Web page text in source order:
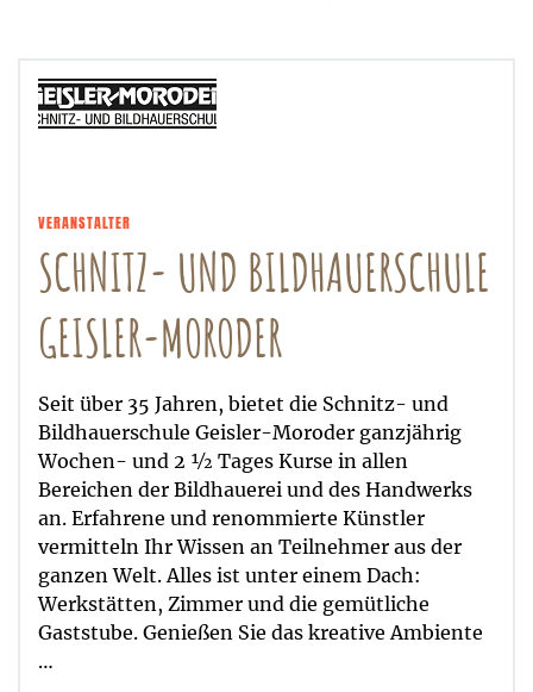
VERANSTALTER
SCHNITZ- UND BILDHAUERSCHULE
GEISLER-MORODER
Seit über 35 Jahren, bietet die Schnitz- und
Bildhauerschule Geisler-Moroder ganzjährig
Wochen- und 2 ½ Tages Kurse in allen
Bereichen der Bildhauerei und des Handwerks
an. Erfahrene und renommierte Künstler
vermitteln Ihr Wissen an Teilnehmer aus der
ganzen Welt. Alles ist unter einem Dach:
Werkstätten, Zimmer und die gemütliche
Gaststube. Genießen Sie das kreative Ambiente
…